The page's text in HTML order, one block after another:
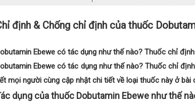
định & Chống chỉ định của thuốc
Ebewe có tác dụng như thế nào? Thuốc chỉ
Ebewe có tác dụng như thế nào? Thuốc chỉ
mọi người cùng cập nhật chi tiết về loại thuốc này ở bài
dụng của thuốc Dobutamin Ebewe như thế